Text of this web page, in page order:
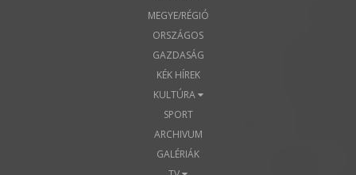
MEGYE/RÉGIÓ
ORSZÁGOS
GAZDASÁG
KÉK HÍREK
KULTÚRA
SPORT
ARCHIVUM
GALÉRIÁK